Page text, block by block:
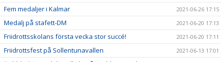
Fem medaljer i Kalmar 2021-06-26 17:15
Medalj på stafett-DM 2021-06-20 17:13
Friidrottsskolans första vecka stor succé! 2021-06-20 17:11
Friidrottsfest på Sollentunavallen 2021-06-13 17:01